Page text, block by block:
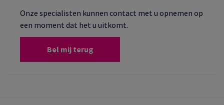
Onze specialisten kunnen contact met u opnemen op
een moment dat het u uitkomt.
Bel mij terug